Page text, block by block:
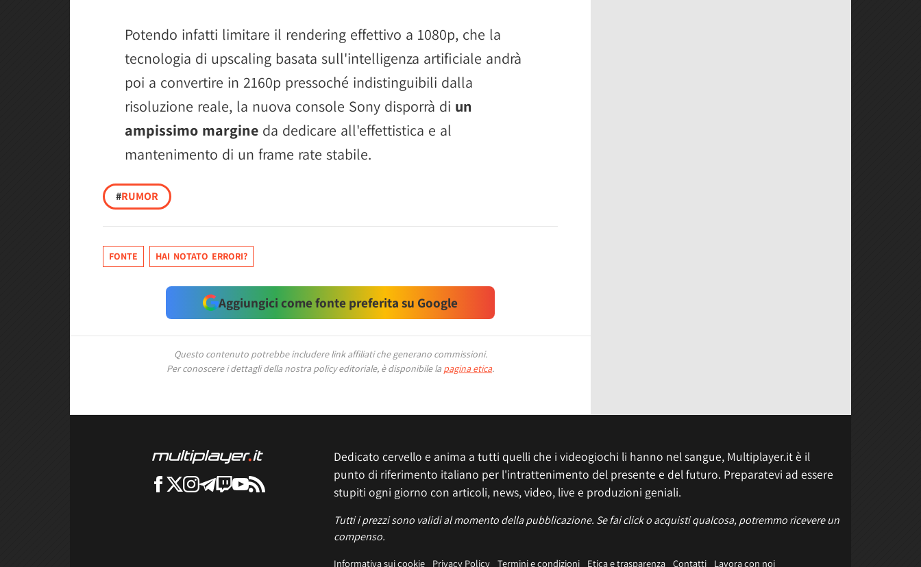
Potendo infatti limitare il rendering effettivo a 1080p, che la
tecnologia di upscaling basata sull'intelligenza artificiale andrà
poi a convertire in 2160p pressoché indistinguibili dalla
risoluzione reale, la nuova console Sony disporrà di un
ampissimo margine da dedicare all'effettistica e al
mantenimento di un frame rate stabile.
#RUMOR
FONTE HAI NOTATO ERRORI?
Aggiungici come fonte preferita su Google
Questo contenuto potrebbe includere link affiliati che generano commissioni.
Per conoscere i dettagli della nostra policy editoriale, è disponibile la pagina etica.
Dedicato cervello e anima a tutti quelli che i videogiochi li hanno nel sangue, Multiplayer.it è il
punto di riferimento italiano per l'intrattenimento del presente e del futuro. Preparatevi ad essere
stupiti ogni giorno con articoli, news, video, live e produzioni geniali.
Tutti i prezzi sono validi al momento della pubblicazione. Se fai click o acquisti qualcosa, potremmo ricevere un
compenso.
Informativa sui cookie Privacy Policy Termini e condizioni Etica e trasparenza Contatti Lavora con noi